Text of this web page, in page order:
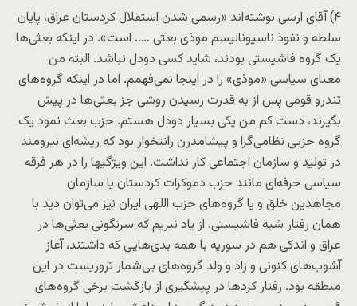
۴) آقای ارسی نوشته‌اند «رسمی شدن استقلال کردستان عراق، پایان
سلطه و نفوذ ناسیونالیسم موذی بعثی ….. است». در اینکه بعثی‌ها
یک گروه فاشیستی بودند، شاید کسی دودل نباشد. البته من
معنای سیاسی «موذی» را در اینجا نمی‌‌فهمم. اما در اینکه گروه‌های
تندرو قومی پس از به قدرت رسیدن روشی جز بعثی‌ها در پیش
بگیرند، دست کم من یکی بسیار دودل هستم. حزب بعث نمود یک
گروه حزبی نظامی‌گرا و پیشامدرن رانتخوار بود که ریشه‌ای نیرومند
در تولید و سازمان اجتماعی کار نداشت. این ویژگیها را در هر فرقه
سیاسی حرفه‌ای مانند حزب دموکرات کردستان یا سازمان
مجاهدین خلق و یا گروه‌های حزب اللهی ایران نیز می‌توان دید با
همان رفتار شبه فاشیستی. از یاد نبریم که سرنگونی بعثی‌ها در
عراق و اندکی هم در سوریه با همه بدی‌هایی که داشتند، آغاز
آشوب‌های کنونی و زاد و ولد گروه‌های بی‌شمار تروریست در این
منطقه بود. رفتار کردها در پیشگیری از بازگشت برخی گروه‌های